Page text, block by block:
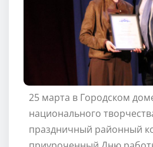
25 марта в Городском
национального
праздничный районный